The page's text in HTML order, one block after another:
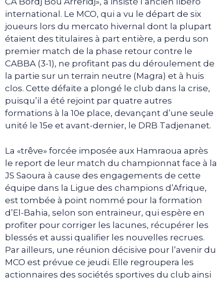
international. Le MCO, qui a vu le départ de six
joueurs lors du mercato hivernal dont la plupart
étaient des titulaires à part entière, a perdu son
premier match de la phase retour contre le
CABBA (3-1), ne profitant pas du déroulement de
la partie sur un terrain neutre (Magra) et à huis
clos. Cette défaite a plongé le club dans la crise,
puisqu’il a été rejoint par quatre autres
formations à la 10e place, devançant d’une seule
unité le 15e et avant-dernier, le DRB Tadjenanet.
La «trêve» forcée imposée aux Hamraoua après
le report de leur match du championnat face à la
JS Saoura à cause des engagements de cette
équipe dans la Ligue des champions d’Afrique,
est tombée à point nommé pour la formation
d’El-Bahia, selon son entraineur, qui espère en
profiter pour corriger les lacunes, récupérer les
blessés et aussi qualifier les nouvelles recrues.
Par ailleurs, une réunion décisive pour l’avenir du
MCO est prévue ce jeudi. Elle regroupera les
actionnaires des sociétés sportives du club ainsi